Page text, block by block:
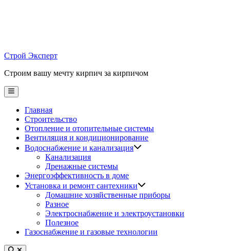
Строй Эксперт
Строим вашу мечту кирпич за кирпичом
Main
Menu
Главная
Строительство
Отопление и отопительные системы
Вентиляция и кондиционирование
Водоснабжение и канализация
Канализация
Дренажные системы
Энергоэффективность в доме
Установка и ремонт сантехники
Домашние хозяйственные приборы
Разное
Электроснабжение и электроустановки
Полезное
Газоснабжение и газовые технологии